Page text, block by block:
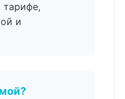
тарифе,
и